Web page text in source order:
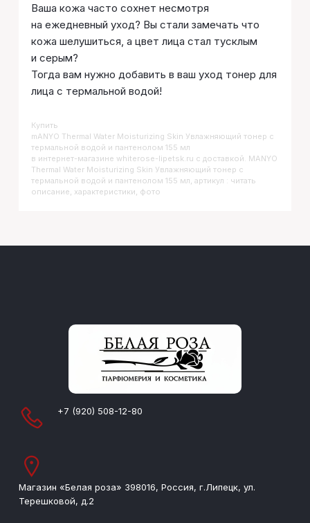
Ваша кожа часто сохнет несмотря
на ежедневный уход? Вы стали замечать что
кожа шелушиться, а цвет лица стал тусклым
и серым?
Тогда вам нужно добавить в ваш уход тонер для
лица с термальной водой!
Купить
MANYO Thermal Water Moisturizing Skin Увлажняющий тонер с
термальной водой и пантенолом 155 мл
в интернет-магазине whiterose-lipetsk.ru с доставкой. MANYO
Thermal Water Moisturizing Skin Увлажняющий тонер с
термальной водой и пантенолом 155 мл, артикул : читать
описание, характеристики, фото
+7 (920) 508-12-80
Магазин «Белая роза» 398016, Россия, г.Липецк, ул.
Терешковой, д.2